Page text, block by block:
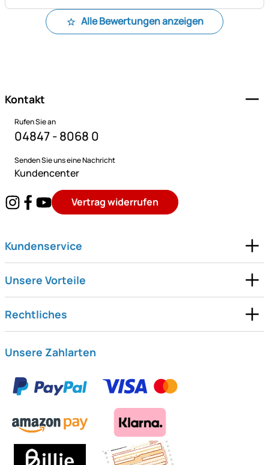
Alle Bewertungen anzeigen
Kontakt
Rufen Sie an
04847 - 8068 0
Senden Sie uns eine Nachricht
Kundencenter
Vertrag widerrufen
Kundenservice
Unsere Vorteile
Rechtliches
Unsere Zahlarten